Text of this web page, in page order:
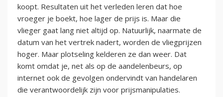
koopt. Resultaten uit het verleden leren dat hoe
vroeger je boekt, hoe lager de prijs is. Maar die
vlieger gaat lang niet altijd op. Natuurlijk, naarmate de
datum van het vertrek nadert, worden de vliegprijzen
hoger. Maar plotseling kelderen ze dan weer. Dat
komt omdat je, net als op de aandelenbeurs, op
internet ook de gevolgen ondervindt van handelaren
die verantwoordelijk zijn voor prijsmanipulaties.